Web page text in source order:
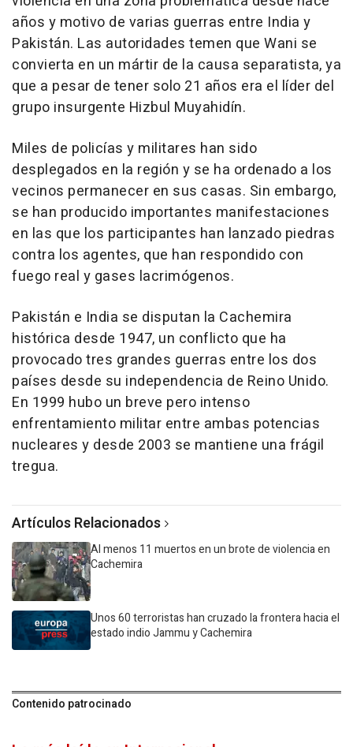
años y motivo de varias guerras entre India y
Pakistán. Las autoridades temen que Wani se
convierta en un mártir de la causa separatista, ya
que a pesar de tener solo 21 años era el líder del
grupo insurgente Hizbul Muyahidín.
Miles de policías y militares han sido
desplegados en la región y se ha ordenado a los
vecinos permanecer en sus casas. Sin embargo,
se han producido importantes manifestaciones
en las que los participantes han lanzado piedras
contra los agentes, que han respondido con
fuego real y gases lacrimógenos.
Pakistán e India se disputan la Cachemira
histórica desde 1947, un conflicto que ha
provocado tres grandes guerras entre los dos
países desde su independencia de Reino Unido.
En 1999 hubo un breve pero intenso
enfrentamiento militar entre ambas potencias
nucleares y desde 2003 se mantiene una frágil
tregua.
Artículos Relacionados
Al menos 11 muertos en un brote de violencia en
Cachemira
Unos 60 terroristas han cruzado la frontera hacia el
estado indio Jammu y Cachemira
Contenido patrocinado